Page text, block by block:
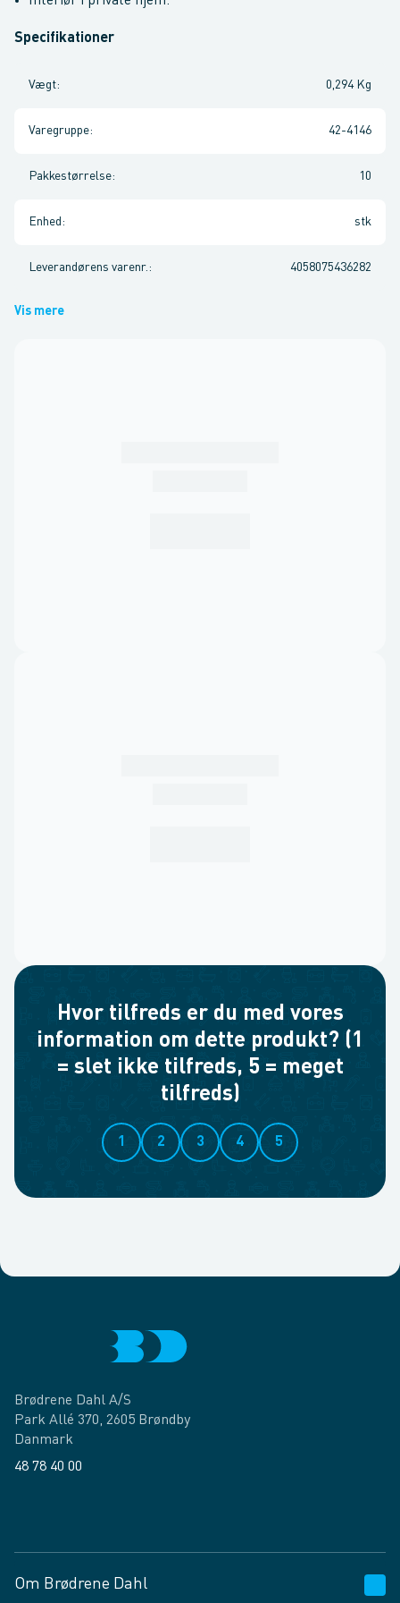
Specifikationer
Vægt: 0,294 Kg
Varegruppe: 42-4146
Pakkestørrelse: 10
Enhed : stk
Leverandørens varenr. : 4058075436282
Vis mere
Hvor tilfreds er du med vores
information om dette produkt? (1
= slet ikke tilfreds, 5 = meget
tilfreds)
1 2 3 4 5
Brødrene Dahl A/S
Park Allé 370, 2605 Brøndby
Danmark
48 78 40 00
Om Brødrene Dahl